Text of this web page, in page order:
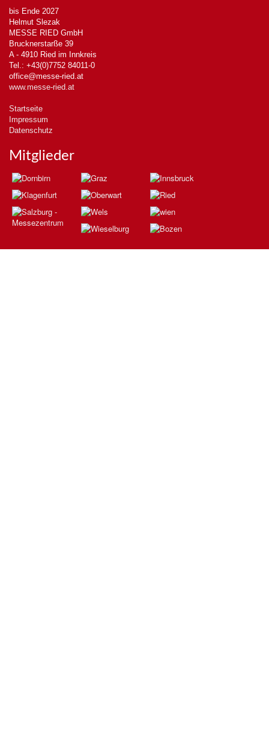
bis Ende 2027
Helmut Slezak
MESSE RIED GmbH
Brucknerstarße 39
A - 4910 Ried im Innkreis
Tel.: +43(0)7752 84011-0
office@messe-ried.at
www.messe-ried.at
Startseite
Impressum
Datenschutz
Mitglieder